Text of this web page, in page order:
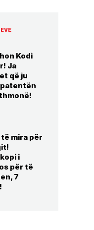
Kodi
Ja
që ju
të mira për
i
për të
7